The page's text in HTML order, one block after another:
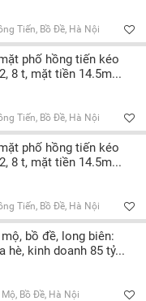
Tiến, Bồ Đề, Hà Nội
phố hồng tiến kéo
8 t, mặt tiền 14.5m...
Tiến, Bồ Đề, Hà Nội
phố hồng tiến kéo
8 t, mặt tiền 14.5m...
Tiến, Bồ Đề, Hà Nội
bồ đề, long biên:
hè, kinh doanh 85 tỷ...
Bồ Đề, Hà Nội